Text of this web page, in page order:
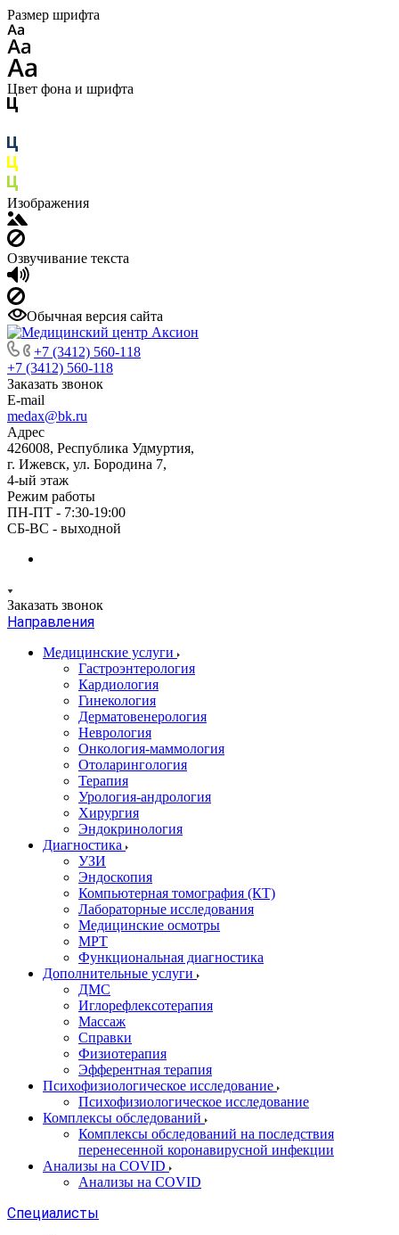
Размер шрифта
Цвет фона и шрифта
Изображения
Озвучивание текста
Обычная версия сайта
+7 (3412) 560-118
+7 (3412) 560-118
Заказать звонок
E-mail
medax@bk.ru
Адрес
426008, Республика Удмуртия,
г. Ижевск, ул. Бородина 7,
4-ый этаж
Режим работы
ПН-ПТ - 7:30-19:00
СБ-ВС - выходной
Заказать звонок
Направления
Медицинские услуги
Гастроэнтерология
Кардиология
Гинекология
Дерматовенерология
Неврология
Онкология-маммология
Отоларингология
Терапия
Урология-андрология
Хирургия
Эндокринология
Диагностика
УЗИ
Эндоскопия
Компьютерная томография (КТ)
Лабораторные исследования
Медицинские осмотры
МРТ
Функциональная диагностика
Дополнительные услуги
ДМС
Иглорефлексотерапия
Массаж
Справки
Физиотерапия
Эфферентная терапия
Психофизиологическое исследование
Психофизиологическое исследование
Комплексы обследований
Комплексы обследований на последствия
перенесенной коронавирусной инфекции
Анализы на COVID
Анализы на COVID
Специалисты